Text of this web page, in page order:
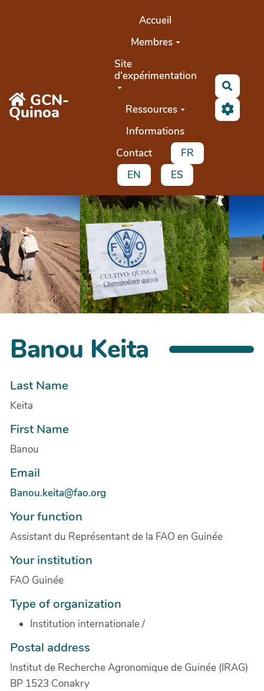
GCN-
Quinoa
Accueil
Membres
Site
d'expérimentation
Ressources
Informations
Contact
FR
EN
ES
Banou Keita
Last Name
Keita
First Name
Banou
Email
Banou.keita@fao.org
Your function
Assistant du Représentant de la FAO en Guinée
Your institution
FAO Guinée
Type of organization
Institution internationale/
Postal address
Institut de Recherche Agronomique de Guinée (IRAG)
BP 1523 Conakry